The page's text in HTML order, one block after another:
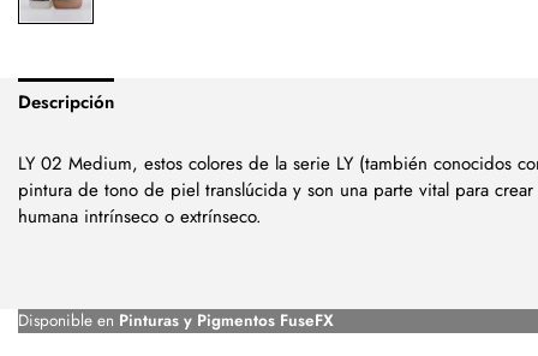
Descripción
LY 02 Medium, estos colores de la serie LY (también conocidos
pintura de tono de piel translúcida y son una parte vital para
humana intrínseco o extrínseco.
Disponible en Pinturas y Pigmentos FuseFX